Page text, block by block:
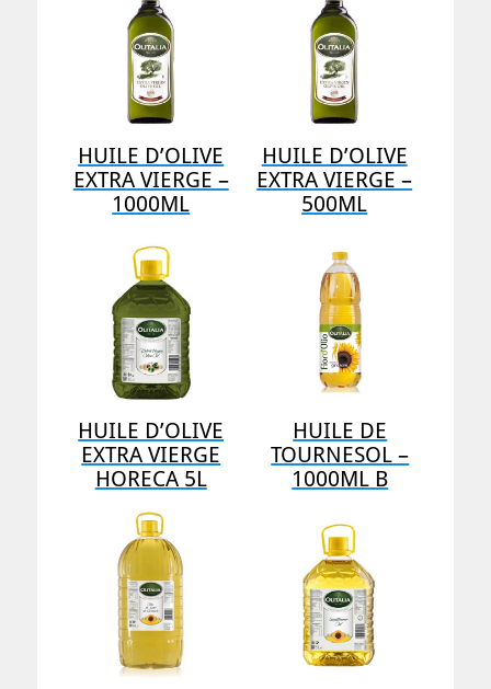
HUILE D’OLIVE
EXTRA VIERGE –
1000ML
HUILE D’OLIVE
EXTRA VIERGE –
500ML
HUILE D’OLIVE
EXTRA VIERGE
HORECA 5L
HUILE DE
TOURNESOL –
1000ML B